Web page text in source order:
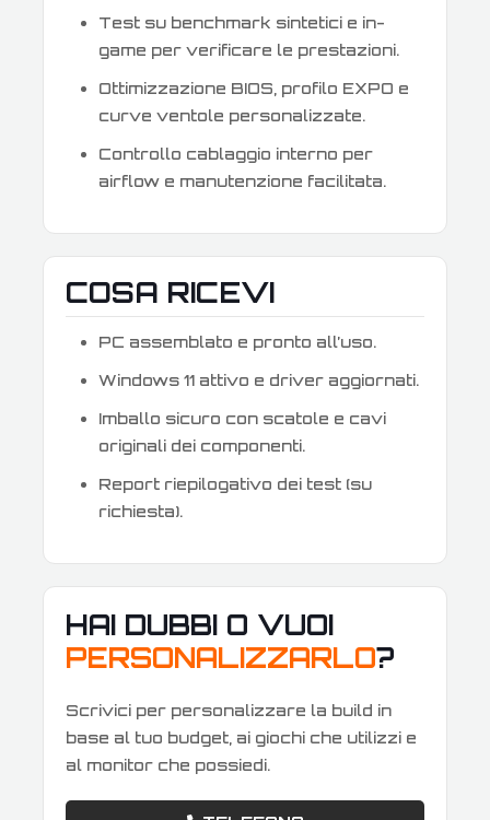
Test su benchmark sintetici e in-
game per verificare le prestazioni.
Ottimizzazione BIOS, profilo EXPO e
curve ventole personalizzate.
Controllo cablaggio interno per
airflow e manutenzione facilitata.
COSA RICEVI
PC assemblato e pronto all’uso.
Windows 11 attivo e driver aggiornati.
Imballo sicuro con scatole e cavi
originali dei componenti.
Report riepilogativo dei test (su
richiesta).
HAI DUBBI O VUOI
PERSONALIZZARLO?
Scrivici per personalizzare la build in
base al tuo budget, ai giochi che utilizzi e
al monitor che possiedi.